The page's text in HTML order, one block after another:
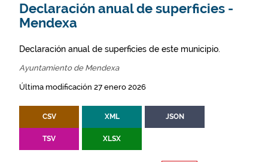
Declaración anual de superficies -
Mendexa
Declaración anual de superficies de este municipio.
Ayuntamiento de Mendexa
Última modificación 27 enero 2026
CSV XML JSON
TSV XLSX